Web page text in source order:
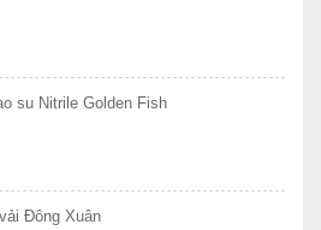
su Nitrile Golden Fish
Đông Xuân